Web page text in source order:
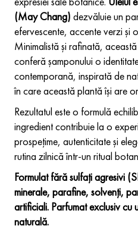
(May Chang) dezvăluie un
efervescente, accente verzi și
Minimalistă și rafinată,
conferă șamponului o
contemporană, inspirată de
în care această plantă își are
Rezultatul este o formulă
ingredient contribuie la o
prospețime, autenticitate și
rutina zilnică într-un ritual
Formulat fără sulfați agresivi
minerale, parafine, solvenți,
artificiali. Parfumat exclusiv cu
naturală.